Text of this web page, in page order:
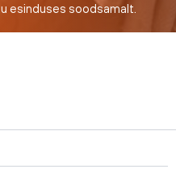
esinduses soodsamalt.